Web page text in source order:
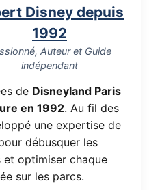
Disney depuis
1992
Auteur et Guide
indépendant
de Disneyland Paris
en 1992. Au fil des
une expertise de
débusquer les
et optimiser chaque
sur les parcs.